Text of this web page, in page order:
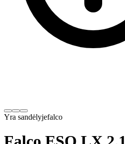
Yra sandėlyjefalco